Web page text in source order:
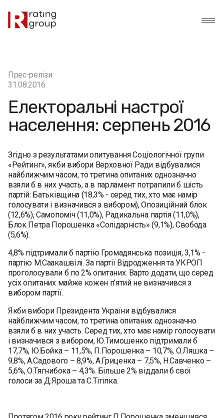
Прес-релізи
31.08.2016
Електоральні настрої
населення: серпень 2016
Згідно з результатами опитування Соціологічної групи
«Рейтинг», якби вибори Верховної Ради відбувалися
найближчим часом, то третина опитаних однозначно
взяли б в них участь, а в парламент потрапили б шість
партій: Батьківщина (18,3% - серед тих, хто має намір
голосувати і визначився з вибором), Опозиційний блок
(12,6%), Самопоміч (11,0%), Радикальна партія (11,0%),
Блок Петра Порошенка «Солідарність» (9,1%), Свобода
(5,6%).
4,8% підтримали б партію Громадянська позиція, 3,1% -
партію М.Саакашвілі. За партії Відродження та УКРОП
проголосували б по 2% опитаних. Варто додати, що серед
усіх опитаних майже кожен п’ятий не визначився з
вибором партії.
Якби вибори Президента України відбувалися
найближчим часом, то третина опитаних однозначно
взяли б в них участь. Серед тих, хто має намір голосувати
і визначився з вибором, Ю.Тимошенко підтримали б
17,7%, Ю.Бойка – 11,5%, П.Порошенка – 10,7%, О.Ляшка –
9,8%, А.Садового – 8,9%, А.Гриценка – 7,5%, Н.Савченко –
5,6%, О.Тягнибока – 4,3%. Більше 2% віддали б свої
голоси за Д.Яроша та С.Тігіпка.